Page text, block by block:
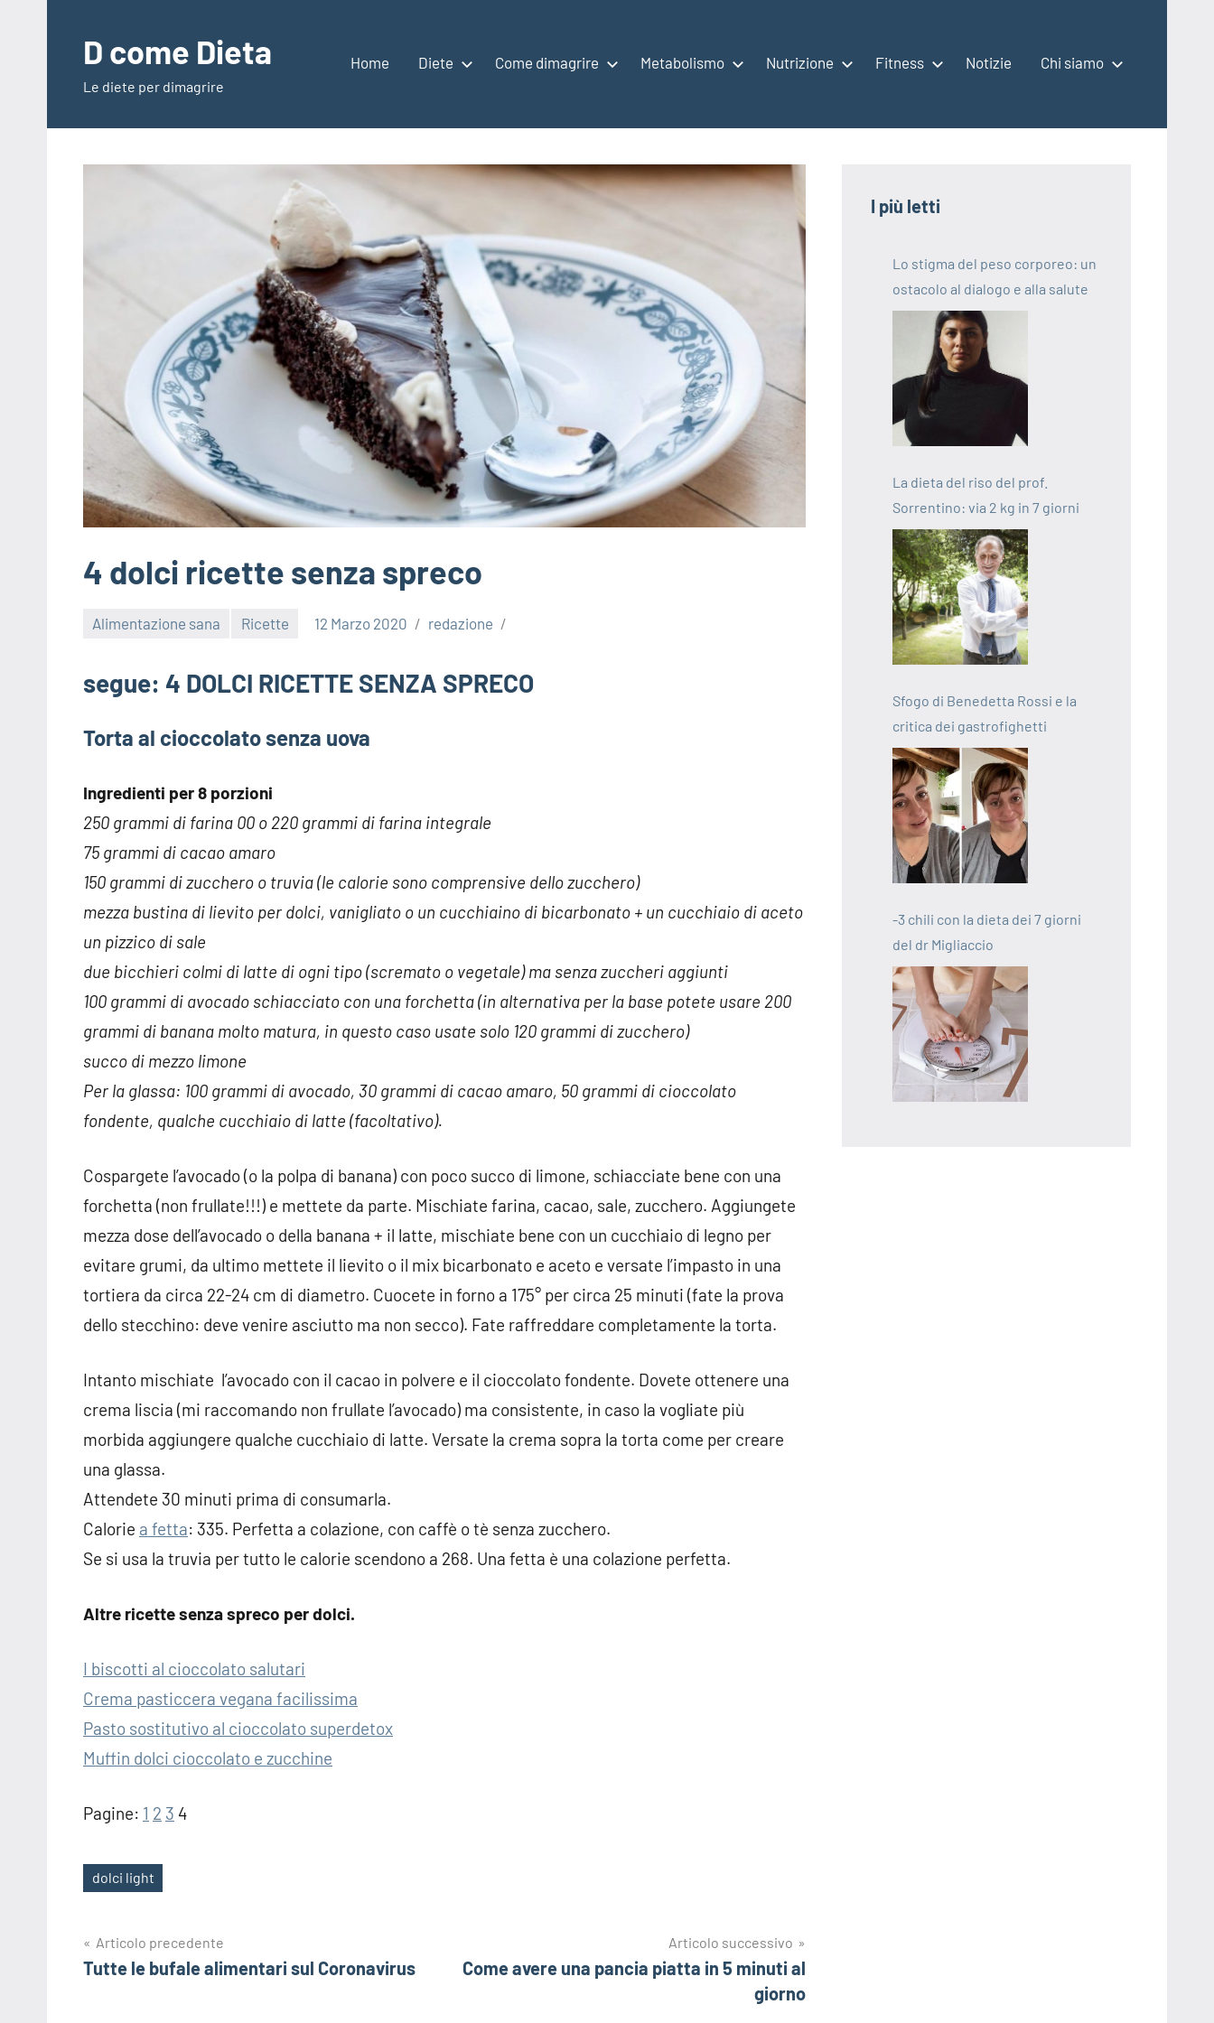
contenutoD come Dieta
Le diete per dimagrire
Home Diete Come dimagrire Metabolismo Nutrizione Fitness Notizie Chi siamo
4 dolci ricette senza spreco
Alimentazione sana Ricette 12 Marzo 2020 redazione
segue: 4 DOLCI RICETTE SENZA SPRECO
Torta al cioccolato senza uova
Ingredienti per 8 porzioni
250 grammi di farina 00 o 220 grammi di farina integrale
75 grammi di cacao amaro
150 grammi di zucchero o truvia (le calorie sono comprensive dello zucchero)
mezza bustina di lievito per dolci, vanigliato o un cucchiaino di bicarbonato + un cucchiaio di aceto
un pizzico di sale
due bicchieri colmi di latte di ogni tipo (scremato o vegetale) ma senza zuccheri aggiunti
100 grammi di avocado schiacciato con una forchetta (in alternativa per la base potete usare 200
grammi di banana molto matura, in questo caso usate solo 120 grammi di zucchero)
succo di mezzo limone
Per la glassa: 100 grammi di avocado, 30 grammi di cacao amaro, 50 grammi di cioccolato
fondente, qualche cucchiaio di latte (facoltativo).
Cospargete l’avocado (o la polpa di banana) con poco succo di limone, schiacciate bene con una
forchetta (non frullate!!!) e mettete da parte. Mischiate farina, cacao, sale, zucchero. Aggiungete
mezza dose dell’avocado o della banana + il latte, mischiate bene con un cucchiaio di legno per
evitare grumi, da ultimo mettete il lievito o il mix bicarbonato e aceto e versate l’impasto in una
tortiera da circa 22-24 cm di diametro. Cuocete in forno a 175° per circa 25 minuti (fate la prova
dello stecchino: deve venire asciutto ma non secco). Fate raffreddare completamente la torta.
Intanto mischiate l’avocado con il cacao in polvere e il cioccolato fondente. Dovete ottenere una
crema liscia (mi raccomando non frullate l’avocado) ma consistente, in caso la vogliate più
morbida aggiungere qualche cucchiaio di latte. Versate la crema sopra la torta come per creare
una glassa.
Attendete 30 minuti prima di consumarla.
Calorie a fetta: 335. Perfetta a colazione, con caffè o tè senza zucchero.
Se si usa la truvia per tutto le calorie scendono a 268. Una fetta è una colazione perfetta.
Altre ricette senza spreco per dolci.
I biscotti al cioccolato salutari
Crema pasticcera vegana facilissima
Pasto sostitutivo al cioccolato superdetox
Muffin dolci cioccolato e zucchine
Pagine: 1 2 3 4
Tag
dolci light
Navigazione
articoli
Articolo precedente
Tutte le bufale alimentari sul Coronavirus
Articolo successivo
Come avere una pancia piatta in 5 minuti al
giorno
I più letti
Lo stigma del peso corporeo: un
ostacolo al dialogo e alla salute
La dieta del riso del prof.
Sorrentino: via 2 kg in 7 giorni
Sfogo di Benedetta Rossi e la
critica dei gastrofighetti
-3 chili con la dieta dei 7 giorni
del dr Migliaccio